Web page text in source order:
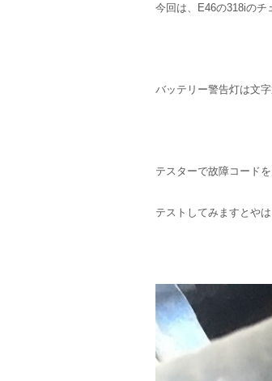
今回は、E46の318iのチ
バッテリー警告灯は文
テスターで故障コード
テストしてみますとや